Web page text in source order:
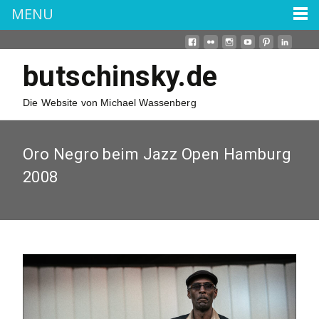
butschinsky.de
Die Website von Michael Wassenberg
Oro Negro beim Jazz Open Hamburg
2008
MENU